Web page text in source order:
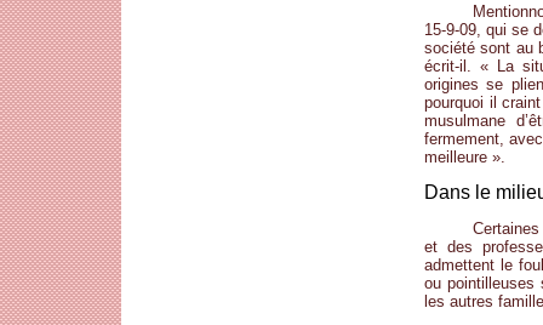
15-9-09, qui se
société sont au
écrit-il. « La
origines se
pourquoi il
musulmane
fermement,
meilleure ».
Dans le
et des
admettent le
ou pointilleuses
les autres